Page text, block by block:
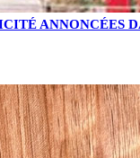
ANNONCÉES